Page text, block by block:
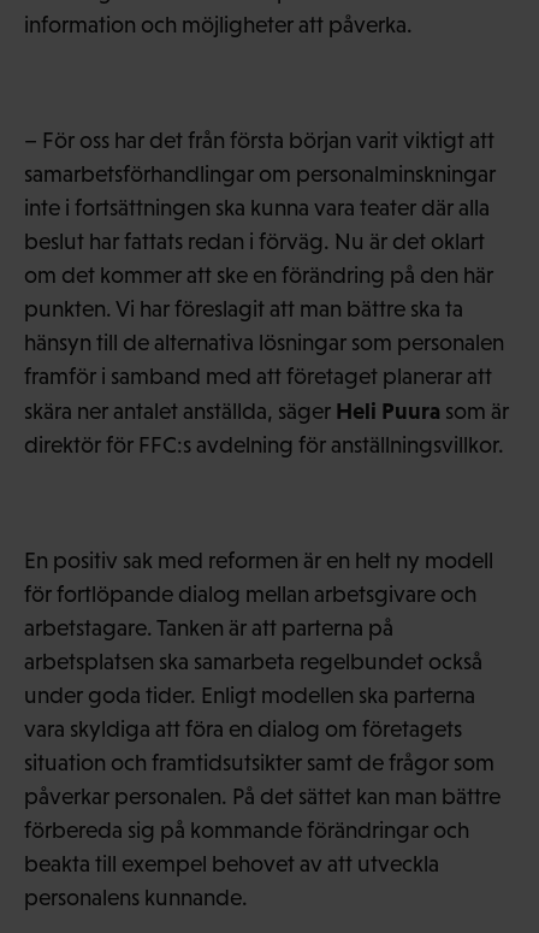
information och möjligheter att påverka.
– För oss har det från första början varit viktigt att
samarbetsförhandlingar om personalminskningar
inte i fortsättningen ska kunna vara teater där alla
beslut har fattats redan i förväg. Nu är det oklart
om det kommer att ske en förändring på den här
punkten. Vi har föreslagit att man bättre ska ta
hänsyn till de alternativa lösningar som personalen
framför i samband med att företaget planerar att
skära ner antalet anställda, säger Heli Puura som är
direktör för FFC:s avdelning för anställningsvillkor.
En positiv sak med reformen är en helt ny modell
för fortlöpande dialog mellan arbetsgivare och
arbetstagare. Tanken är att parterna på
arbetsplatsen ska samarbeta regelbundet också
under goda tider. Enligt modellen ska parterna
vara skyldiga att föra en dialog om företagets
situation och framtidsutsikter samt de frågor som
påverkar personalen. På det sättet kan man bättre
förbereda sig på kommande förändringar och
beakta till exempel behovet av att utveckla
personalens kunnande.